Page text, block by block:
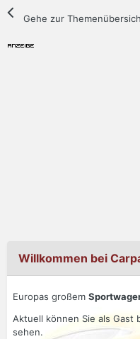
Gehe zur
Willkommen bei
Europas großem
Aktuell können Sie als Gast
sehen.